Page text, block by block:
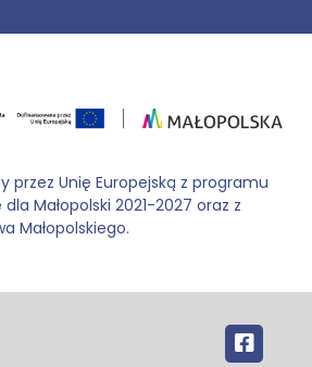
przez Unię Europejską z programu
Małopolski 2021-2027 oraz z
Małopolskiego.